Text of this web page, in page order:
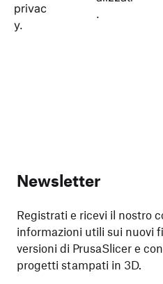
privac
y.
.
Newsletter
Registrati e ricevi il nostro
informazioni utili sui nuovi
versioni di PrusaSlicer e
progetti stampati in 3D.